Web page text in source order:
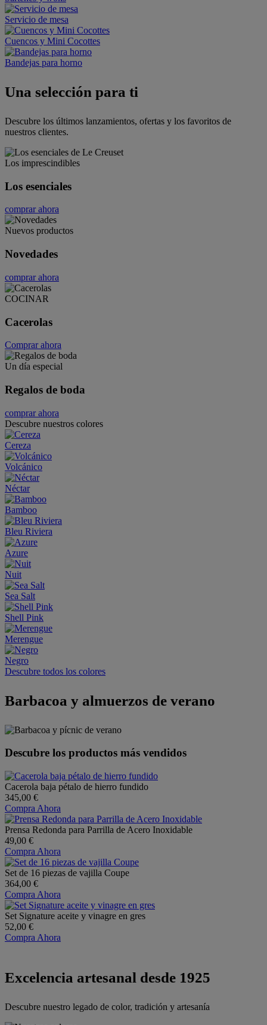
Servicio de mesa
Cuencos y Mini Cocottes
Bandejas para horno
Una selección para ti
Descubre los últimos lanzamientos, ofertas y los favoritos de
nuestros clientes.
Los imprescindibles
Los esenciales
comprar ahora
Nuevos productos
Novedades
comprar ahora
COCINAR
Cacerolas
Comprar ahora
Un día especial
Regalos de boda
comprar ahora
Descubre nuestros colores
Cereza
Volcánico
Néctar
Bamboo
Bleu Riviera
Azure
Nuit
Sea Salt
Shell Pink
Merengue
Negro
Descubre todos los colores
Barbacoa y almuerzos de verano
Descubre los productos más vendidos
Cacerola baja pétalo de hierro fundido
345,00 €
Compra Ahora
Prensa Redonda para Parrilla de Acero Inoxidable
49,00 €
Compra Ahora
Set de 16 piezas de vajilla Coupe
364,00 €
Compra Ahora
Set Signature aceite y vinagre en gres
52,00 €
Compra Ahora
Excelencia artesanal desde 1925
Descubre nuestro legado de color, tradición y artesanía